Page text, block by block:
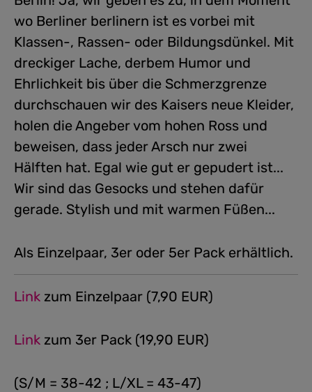
wo Berliner berlinern ist es vorbei mit
Klassen-, Rassen- oder Bildungsdünkel. Mit
dreckiger Lache, derbem Humor und
Ehrlichkeit bis über die Schmerzgrenze
durchschauen wir des Kaisers neue Kleider,
holen die Angeber vom hohen Ross und
beweisen, dass jeder Arsch nur zwei
Hälften hat. Egal wie gut er gepudert ist...
Wir sind das Gesocks und stehen dafür
gerade. Stylish und mit warmen Füßen...
Als Einzelpaar, 3er oder 5er Pack erhältlich.
Link zum Einzelpaar (7,90 EUR)
Link zum 3er Pack (19,90 EUR)
(S/M = 38-42 ; L/XL = 43-47)